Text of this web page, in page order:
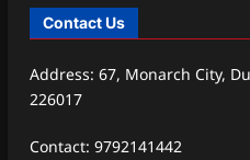
Contact Us
Address: 67, Monarch City,
226017
Contact: 9792141442